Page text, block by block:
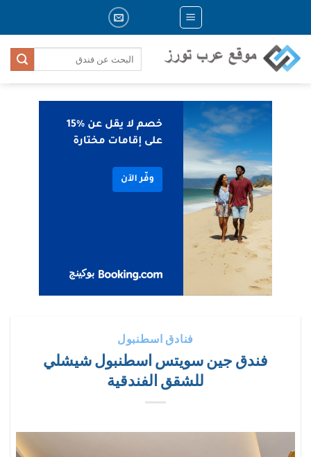
content
فنادق اسطنبول
فندق جين سويتس اسطنبول شيشلي
للشقق الفندقية